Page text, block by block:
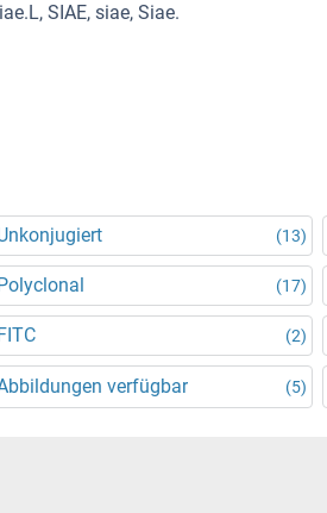
SIAE, siae, Siae.
(13)
(17)
(2)
verfügbar (5)